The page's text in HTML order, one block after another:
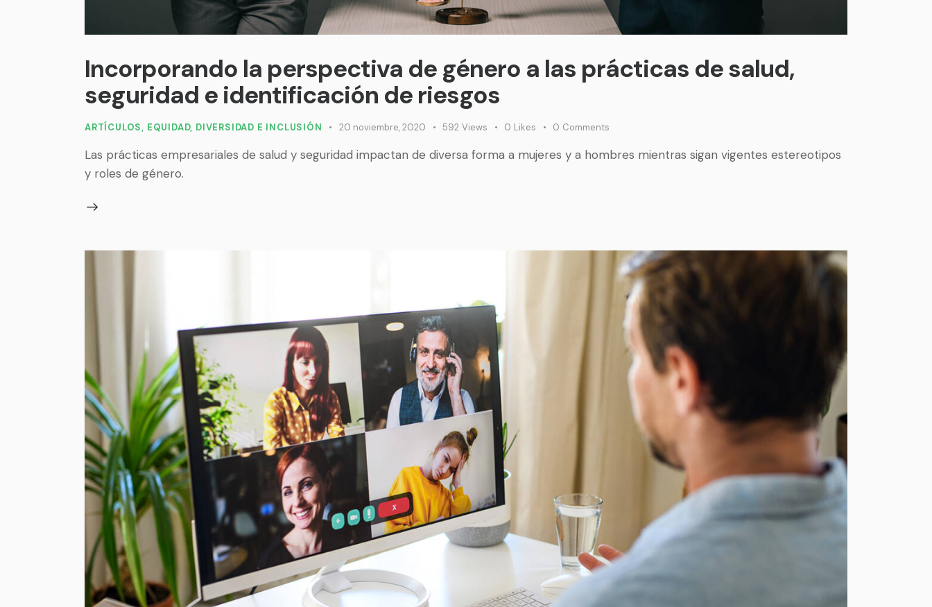
Incorporando la perspectiva de género a las prácticas de salud,
seguridad e identificación de riesgos
ARTÍCULOS, EQUIDAD, DIVERSIDAD E INCLUSIÓN 20 noviembre, 2020 592 Views 0 Likes 0 Comments
Las prácticas empresariales de salud y seguridad impactan de diversa forma a mujeres y a hombres mientras sigan vigentes estereotipos
y roles de género.